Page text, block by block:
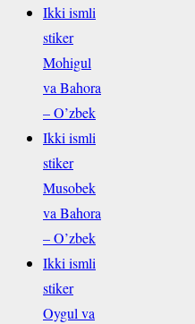
Ikki ismli
stiker
Mohigul
va Bahora
– O’zbek
Ikki ismli
stiker
Musobek
va Bahora
– O’zbek
Ikki ismli
stiker
Oygul va